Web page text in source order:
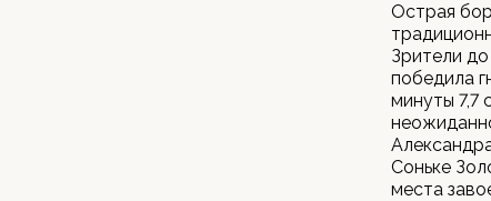
Острая
Зрители
победила
минуты 7,7
Соньке
места